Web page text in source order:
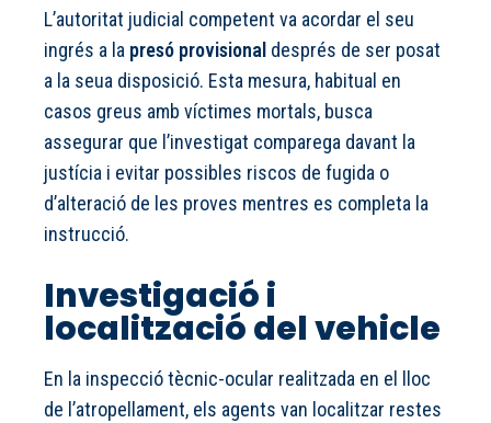
L’autoritat judicial competent va acordar el seu
ingrés a la presó provisional després de ser posat
a la seua disposició. Esta mesura, habitual en
casos greus amb víctimes mortals, busca
assegurar que l’investigat comparega davant la
justícia i evitar possibles riscos de fugida o
d’alteració de les proves mentres es completa la
instrucció.
Investigació i
localització del vehicle
En la inspecció tècnic-ocular realitzada en el lloc
de l’atropellament, els agents van localitzar restes